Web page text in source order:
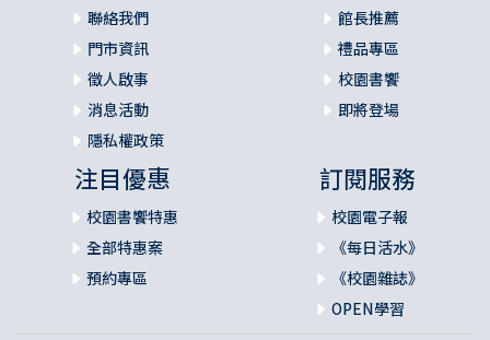
聯絡我們
門市資訊
徵人啟事
消息活動
隱私權政策
館長推薦
禮品專區
校園書饗
即將登場
注目優惠
校園書饗特惠
全部特惠案
預約專區
訂閱服務
校園電子報
《每日活水》
《校園雜誌》
OPEN學習